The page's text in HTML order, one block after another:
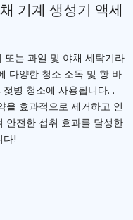
기계 생성기 액세
는 과일 및 야채 세탁기라
다양한 청소 소독 및 항 바
병 청소에 사용됩니다. .
을 효과적으로 제거하고 인
안전한 섭취 효과를 달성한
다!